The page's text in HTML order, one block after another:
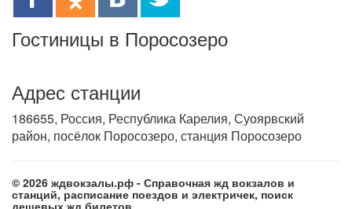
Гостиницы в Поросозеро
Адрес станции
186655, Россия, Республика Карелия, Суоярвский
район, посёлок Поросозеро, станция Поросозеро
© 2026 ждвокзалы.рф - Справочная жд вокзалов и
станций, расписание поездов и электричек, поиск
дешевых жд билетов